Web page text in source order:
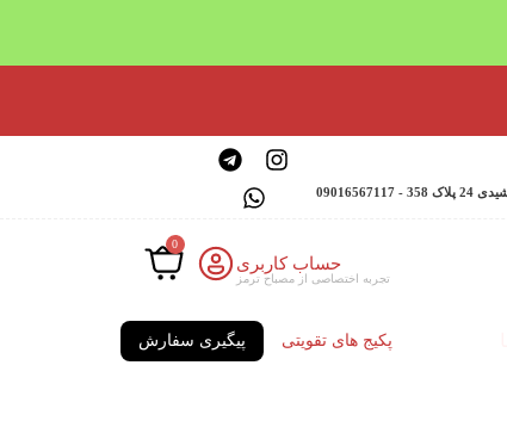
حساب کاربری
تجربه اختصاصی از مصباح ترمز
0
پکیج های تقویتی پیگیری سفارش